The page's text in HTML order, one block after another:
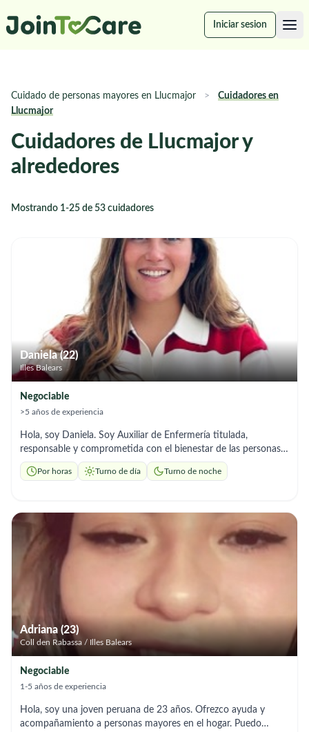
Iniciar sesion
Cuidado de personas mayores en Llucmajor >
Cuidadores en
Llucmajor
Cuidadores de Llucmajor y
alrededores
Mostrando 1-25 de 53 cuidadores
Daniela (22)
Illes Balears
Negociable
>5 años de experiencia
Hola, soy Daniela. Soy Auxiliar de Enfermería titulada,
responsable y comprometida con el bienestar de las personas
mayores. Ofrezco cuidado profesional tanto en domicilio como
en hospital, incluyendo servicios nocturnos para garantizar
personas mayores, y amplio manejo en higiene, movilizaciones,
control de medicación, acompañamiento a consultas médicas y
apoyo emocional. Trabajo con empatía, paciencia y
profesionalidad, adaptándome a las necesidades de cada
persona para mejorar su bienestar y calidad de vida.
Disponibilidad flexible y trato cercano.
Por horas Turno de día Turno de noche
Adriana (23)
Coll den Rabassa / Illes Balears
Negociable
1-5 años de experiencia
Hola, soy una joven peruana de 23 años. Ofrezco ayuda y
acompañamiento a personas mayores en el hogar. Puedo